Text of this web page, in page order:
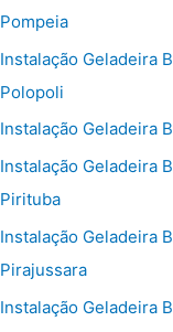
Pompeia
Instalação Geladeira
Polopoli
Instalação Geladeira
Instalação Geladeira
Pirituba
Instalação Geladeira
Pirajussara
Instalação Geladeira